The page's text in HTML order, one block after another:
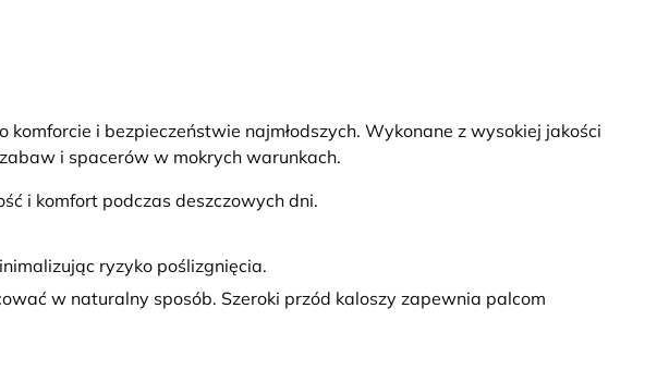
i bezpieczeństwie najmłodszych. Wykonane z wysokiej jakości
i spacerów w mokrych warunkach.
i komfort podczas deszczowych dni.
ryzyko poślizgnięcia.
w naturalny sposób. Szeroki przód kaloszy zapewnia palcom